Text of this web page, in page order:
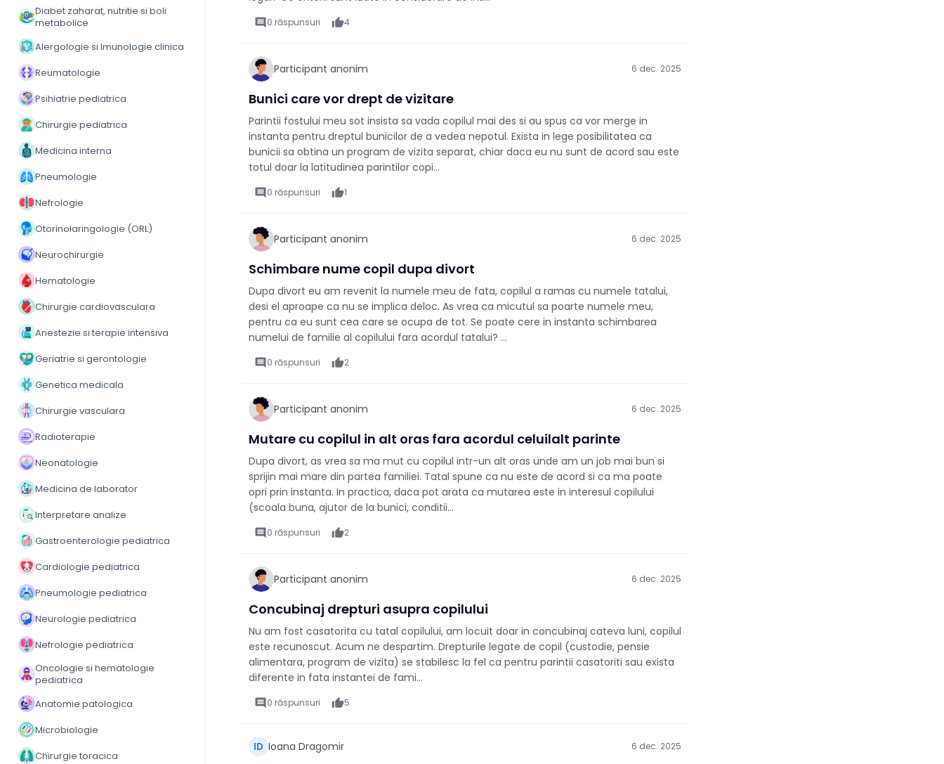
Diabet zaharat, nutritie si boli
metabolice
Alergologie si Imunologie clinica
Reumatologie
Psihiatrie pediatrica
Chirurgie pediatrica
Medicina interna
Pneumologie
Nefrologie
Otorinolaringologie (ORL)
Neurochirurgie
Hematologie
Chirurgie cardiovasculara
Anestezie si terapie intensiva
Geriatrie si gerontologie
Genetica medicala
Chirurgie vasculara
Radioterapie
Neonatologie
Medicina de laborator
Interpretare analize
Gastroenterologie pediatrica
Cardiologie pediatrica
Pneumologie pediatrica
Neurologie pediatrica
Nefrologie pediatrica
Oncologie si hematologie
pediatrica
Anatomie patologica
Microbiologie
Chirurgie toracica
comment 0 răspunsuri thumb_up4
Participant anonim 6 dec. 2025
Bunici care vor drept de vizitare
Parintii fostului meu sot insista sa vada copilul mai des si au spus ca vor merge in
instanta pentru dreptul bunicilor de a vedea nepotul. Exista in lege posibilitatea ca
bunicii sa obtina un program de vizita separat, chiar daca eu nu sunt de acord sau este
totul doar la latitudinea parintilor copi...
comment 0 răspunsuri thumb_up1
Participant anonim 6 dec. 2025
Schimbare nume copil dupa divort
Dupa divort eu am revenit la numele meu de fata, copilul a ramas cu numele tatalui,
desi el aproape ca nu se implica deloc. As vrea ca micutul sa poarte numele meu,
pentru ca eu sunt cea care se ocupa de tot. Se poate cere in instanta schimbarea
numelui de familie al copilului fara acordul tatalui? ...
comment 0 răspunsuri thumb_up2
Participant anonim 6 dec. 2025
Mutare cu copilul in alt oras fara acordul celuilalt parinte
Dupa divort, as vrea sa ma mut cu copilul intr-un alt oras unde am un job mai bun si
sprijin mai mare din partea familiei. Tatal spune ca nu este de acord si ca ma poate
opri prin instanta. In practica, daca pot arata ca mutarea este in interesul copilului
(scoala buna, ajutor de la bunici, conditii...
comment 0 răspunsuri thumb_up2
Participant anonim 6 dec. 2025
Concubinaj drepturi asupra copilului
Nu am fost casatorita cu tatal copilului, am locuit doar in concubinaj cateva luni, copilul
este recunoscut. Acum ne despartim. Drepturile legate de copil (custodie, pensie
alimentara, program de vizita) se stabilesc la fel ca pentru parintii casatoriti sau exista
diferente in fata instantei de fami...
comment 0 răspunsuri thumb_up5
ID Ioana Dragomir 6 dec. 2025